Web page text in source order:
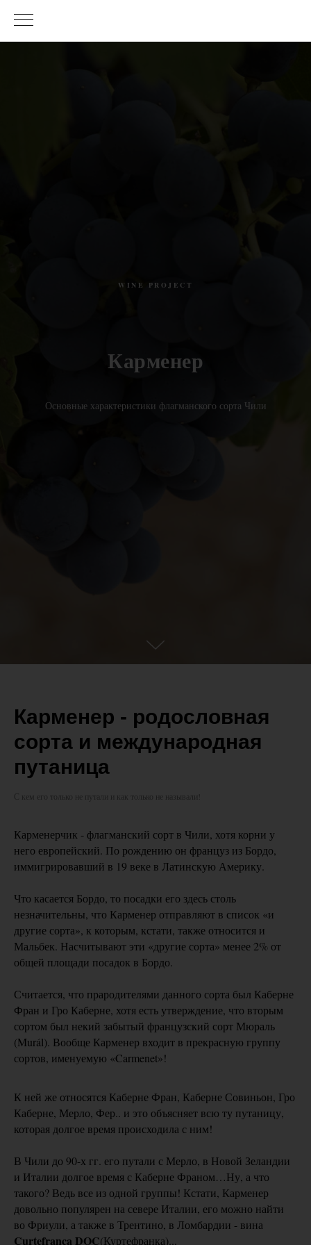
WINE PROJECT
Карменер
Основные характеристики флагманского сорта Чили
Карменер - родословная
сорта и международная
путаница
С кем его только не путали и как только не называли!
Карменерчик - флагманский сорт в Чили, хотя корни у
него европейский. По рождению он француз из Бордо,
иммигрировавший в 19 веке в Латинскую Америку.
Что касается Бордо, то посадки его здесь столь
незначительны, что Карменер отправляют в список «и
другие сорта», к которым, кстати, также относится и
Мальбек. Насчитывают эти «другие сорта» менее 2% от
общей площади посадок в Бордо.
Считается, что прародителями данного сорта был Каберне
Фран и Гро Каберне, хотя есть утверждение, что вторым
сортом был некий забытый французский сорт Мюраль
(Murál). Вообще Карменер входит в прекрасную группу
сортов, именуемую «Carmenet»!
К ней же относятся Каберне Фран, Каберне Совиньон, Гро
Каберне, Мерло, Фер.. и это объясняет всю ту путаницу,
которая долгое время происходила с ним!
В Чили до 90-х гг. его путали с Мерло, в Новой Зеландии
и Италии долгое время с Каберне Франом…Ну, а что
такого? Ведь все из одной группы! Кстати, Карменер
довольно популярен на севере Италии, его можно найти
во Фриули, а также в Трентино, в Ломбардии - вина
Curtefranca DOC(Куртефранка)...